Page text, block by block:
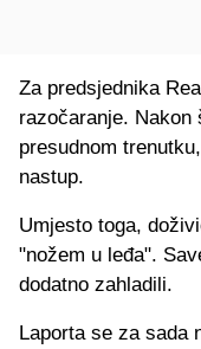
Za predsjednika
razočaranje. Nakon
presudnom
nastup.
Umjesto toga,
"nožem u leđa".
dodatno zahladili.
Laporta se za sada